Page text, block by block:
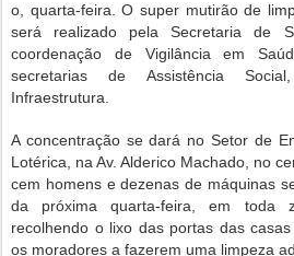
o, quarta-feira. O super mutirão de
será realizado pela Secretaria de
coordenação de Vigilância em
secretarias de Assistência
Infraestrutura.
A concentração se dará no Setor de
Lotérica, na Av. Alderico Machado, no
cem homens e dezenas de máquinas
da próxima quarta-feira, em toda
recolhendo o lixo das portas das
os moradores a fazerem uma limpeza